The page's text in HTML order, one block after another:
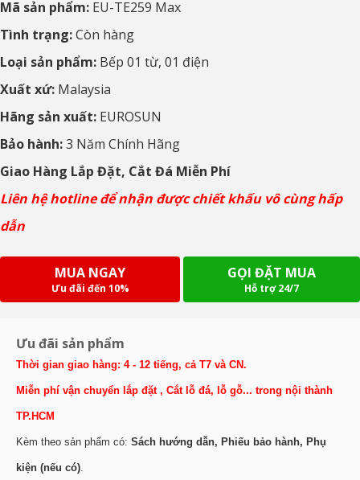
Mã sản phẩm: EU-TE259 Max
Tình trạng:Còn hàng
Loại sản phẩm: Bếp 01 từ, 01 điện
Xuất xứ: Malaysia
Hãng sản xuất: EUROSUN
Bảo hành:3 Năm Chính Hãng
Giao Hàng Lắp Đặt, Cắt Đá Miễn Phí
Liên hệ hotline để nhận được chiết khấu vô cùng hấp
dẫn
MUA NGAY
Ưu đãi đến 10%
GỌI ĐẶT MUA
Hỗ trợ 24/7
Ưu đãi sản phẩm
Thời gian giao hàng: 4 - 12 tiếng, cả T7 và CN.
Miễn phí vận chuyển lắp đặt , Cắt lỗ đá, lỗ gỗ... trong nội thành
TP.HCM
Kèm theo sản phẩm có: Sách hướng dẫn, Phiếu bảo hành, Phụ
kiện (nếu có).